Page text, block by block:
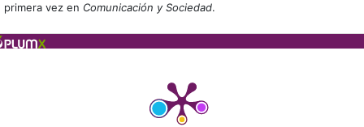
primera vez en Comunicación y Sociedad.